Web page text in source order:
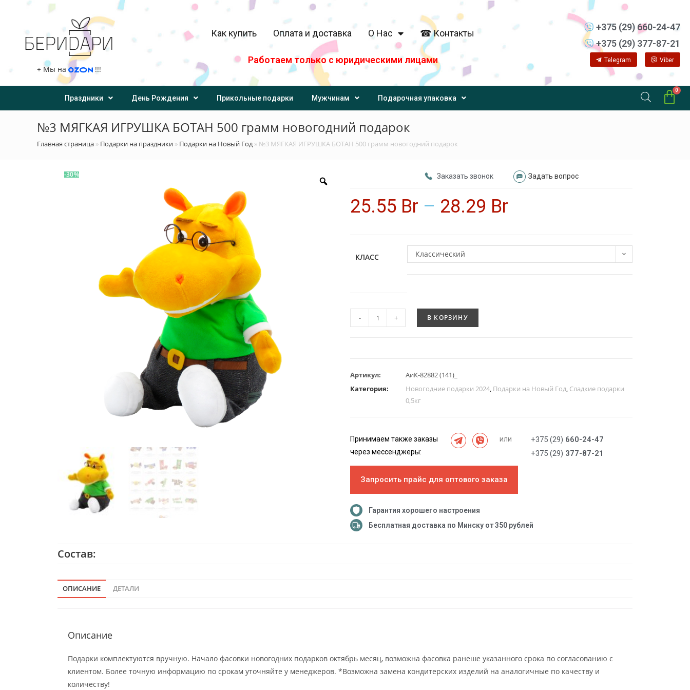
+ Мы на !!!
Как купить Оплата и доставка О Нас ☎ Контакты
Работаем только с юридическими лицами
+375 (29) 660-24-47
+375 (29) 377-87-21
Telegram Viber
Праздники День Рождения Прикольные подарки Мужчинам Подарочная упаковка
№3 МЯГКАЯ ИГРУШКА БОТАН 500 грамм новогодний подарок
Главная страница » Подарки на праздники » Подарки на Новый Год» №3 МЯГКАЯ ИГРУШКА БОТАН 500 грамм новогодний подарок
-30% Заказать звонок Задать вопрос
25.55 Br – 28.29 Br
КЛАСС Классический
- + В КОРЗИНУ
Артикул:
АиК-82882 (141)_
Категория:
Новогодние подарки 2024, Подарки на Новый Год, Сладкие подарки
0,5кг
Принимаем также заказы
через мессенджеры:
или +375 (29) 660-24-47
+375 (29) 377-87-21
Запросить прайс для оптового заказа
Гарантия хорошего настроения
Бесплатная доставка по Минску от 350 рублей
Состав:
ОПИСАНИЕ ДЕТАЛИ
Описание
Подарки комплектуются вручную. Начало фасовки новогодних подарков октябрь месяц, возможна фасовка ранеше указанного срока по согласованию с
клиентом. Более точную информацию по срокам уточняйте у менеджеров. *Возможна замена кондитерских изделий на аналогичные по качеству и
количеству!